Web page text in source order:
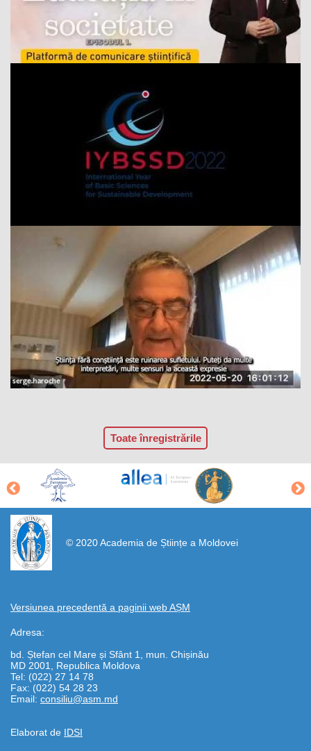
Toate înregistrările
© 2020 Academia de Științe a Moldovei
Versiunea precedentă a paginii web AȘM
Adresa:
bd. Ștefan cel Mare și Sfânt 1, mun. Chișinău
MD 2001, Republica Moldova
Tel: (022) 27 14 78
Fax: (022) 54 28 23
Email: consiliu@asm.md
Elaborat de IDSI
https://propletenie.ru/